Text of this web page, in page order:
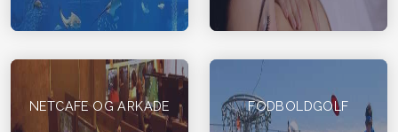
NETCAFE OG ARKADE FODBOLDGOLF